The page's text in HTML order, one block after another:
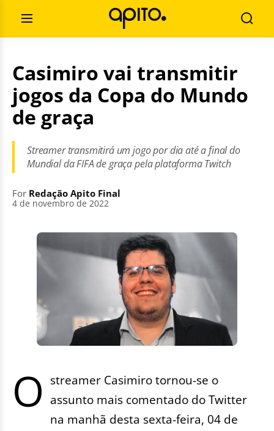
contentOpen
Menu
for:
Casimiro vai transmitir
jogos da Copa do Mundo
de graça
Streamer transmitirá um jogo por dia até a final do
Mundial da FIFA de graça pela plataforma Twitch
For Redação Apito Final
4 de novembro de 2022
O streamer Casimiro tornou-se o
assunto mais comentado do Twitter
na manhã desta sexta-feira, 04 de